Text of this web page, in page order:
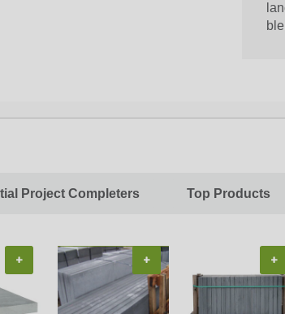
Project Completers Top Products
+ + +